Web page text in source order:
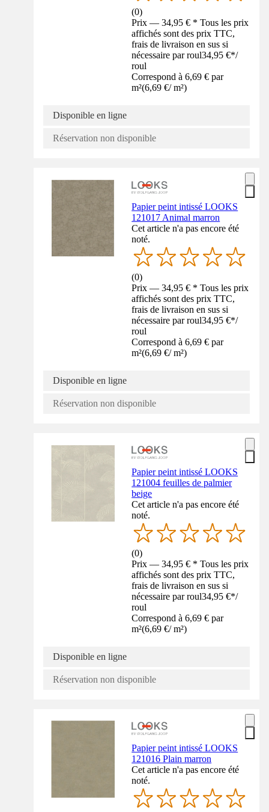
(0)
Prix — 34,95 € * Tous les prix
affichés sont des prix TTC,
frais de livraison en sus si
nécessaire par roul34,95 €*/
roul
Correspond à 6,69 € par
m²(6,69 €/ m²)
Disponible en ligne
Réservation non disponible
Papier peint intissé LOOKS
121017 Animal marron
Cet article n'a pas encore été
noté.
(0)
Prix — 34,95 € * Tous les prix
affichés sont des prix TTC,
frais de livraison en sus si
nécessaire par roul34,95 €*/
roul
Correspond à 6,69 € par
m²(6,69 €/ m²)
Disponible en ligne
Réservation non disponible
Papier peint intissé LOOKS
121004 feuilles de palmier
beige
Cet article n'a pas encore été
noté.
(0)
Prix — 34,95 € * Tous les prix
affichés sont des prix TTC,
frais de livraison en sus si
nécessaire par roul34,95 €*/
roul
Correspond à 6,69 € par
m²(6,69 €/ m²)
Disponible en ligne
Réservation non disponible
Papier peint intissé LOOKS
121016 Plain marron
Cet article n'a pas encore été
noté.